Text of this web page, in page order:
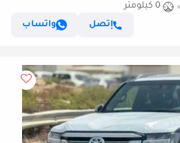
0 كيلومتر
إتصل
واتساب